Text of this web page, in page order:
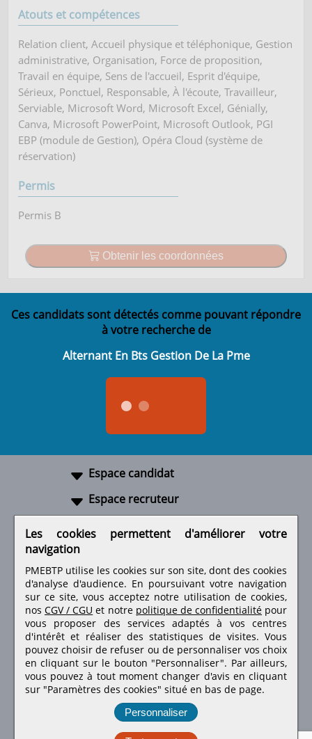
Atouts et compétences
Relation client, Accueil physique et téléphonique, Gestion
administrative, Organisation, Force de proposition,
Travail en équipe, Sens de l'accueil, Esprit d'équipe,
Sérieux, Ponctuel, Responsable, À l'écoute, Travailleur,
Serviable, Microsoft Word, Microsoft Excel, Génially,
Canva, Microsoft PowerPoint, Microsoft Outlook, PGI
EBP (module de Gestion), Opéra Cloud (système de
réservation)
Permis
Permis B
Obtenir les coordonnées
Ces candidats sont détectés comme pouvant répondre
à votre recherche de
Alternant En Bts Gestion De La Pme
Espace candidat
Espace recruteur
Retrouvez-nous sur les réseaux sociaux
Les cookies permettent d'améliorer votre
navigation
PMEBTP utilise les cookies sur son site, dont des cookies
d'analyse d'audience. En poursuivant votre navigation
sur ce site, vous acceptez notre utilisation de cookies,
nos CGV / CGU et notre politique de confidentialité pour
vous proposer des services adaptés à vos centres
d'intérêt et réaliser des statistiques de visites.Vous
pouvez choisir de refuser ou de personnaliser vos choix
en cliquant sur le bouton "Personnaliser". Par ailleurs,
vous pouvez à tout moment changer d'avis en cliquant
sur "Paramètres des cookies" situé en bas de page.
Personnaliser